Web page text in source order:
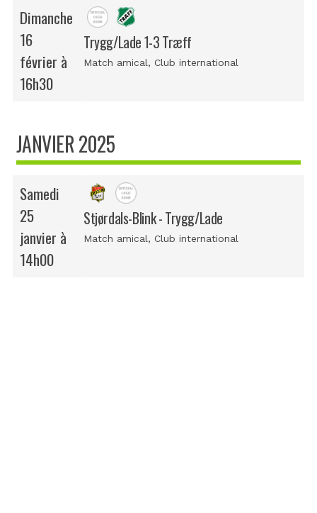
Dimanche
16
février à
16h30
Trygg/Lade 1-3 Træff
Match amical, Club international
JANVIER 2025
Samedi
25
janvier à
14h00
Stjørdals-Blink - Trygg/Lade
Match amical, Club international